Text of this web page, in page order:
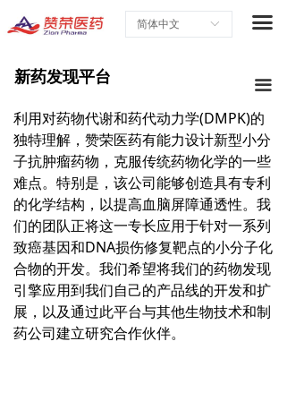
끀
首页
合作战略
最新企业新闻
职业生涯
联系我们
ꀅ
简体中文
끀
新药发现平台
利用对药物代谢和药代动力学(DMPK)的
独特理解，赞荣医药有能力设计新型小分
子抗肿瘤药物，克服传统药物化学的一些
难点。特别是，该公司能够创造具有专利
的化学结构，以提高血脑屏障通透性。我
们的团队正将这一专长应用于针对一系列
致癌基因和DNA损伤修复靶点的小分子化
合物的开发。我们希望将我们的药物发现
引擎应用到我们自己的产品线的开发和扩
展，以及通过此平台与其他生物技术和制
药公司建立研究合作伙伴。